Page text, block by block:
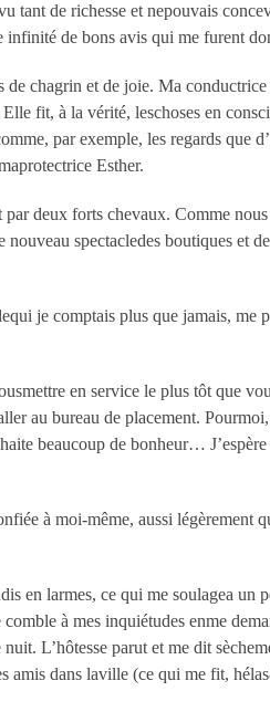
tant de richesse et nepouvais
infinité de bons avis qui me furent
de chagrin et de joie. Ma
fit, à la vérité, leschoses en
par exemple, les regards que
Esther.
deux forts chevaux. Comme
spectacledes boutiques et
je comptais plus que jamais, me
en service le plus tôt que
au bureau de placement.
beaucoup de bonheur…
à moi-même, aussi légèrement
en larmes, ce qui me soulagea un
à mes inquiétudes enme
L’hôtesse parut et me dit
amis dans laville (ce qui me fit,